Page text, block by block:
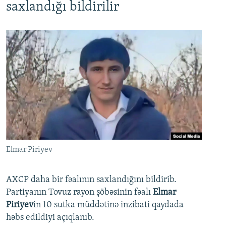
saxlandığı bildirilir
Elmar Piriyev
AXCP daha bir fəalının saxlandığını bildirib.
Partiyanın Tovuz rayon şöbəsinin fəalı Elmar
Piriyevin 10 sutka müddətinə inzibati qaydada
həbs edildiyi açıqlanıb.